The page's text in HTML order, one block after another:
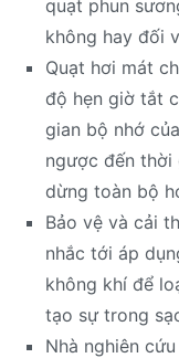
quạt phun
không hay đối
Quạt hơi mát
độ hẹn giờ tắt
gian bộ nhớ
ngược đến thời
dừng toàn bộ
Bảo vệ và cải
nhắc tới áp
không khí để
tạo sự trong
Nhà nghiên